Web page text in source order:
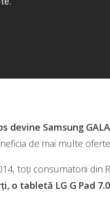
devine Samsung
de mai multe
toți consumatorii din
o tabletă LG G Pad 7.0